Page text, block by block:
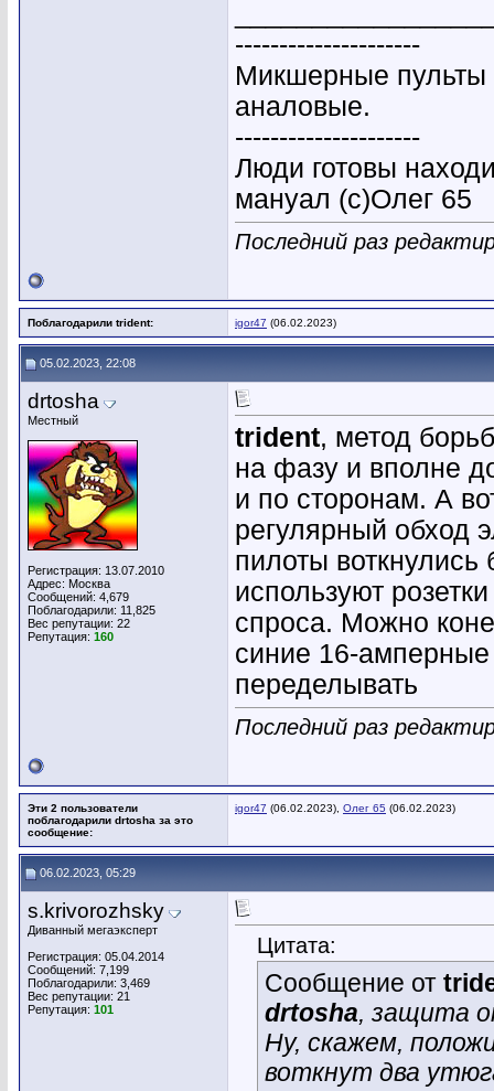
---------------------
Микшерные пульты
аналовые.
---------------------
Люди готовы
мануал (с)Олег 65
Последний раз
Поблагодарили trident: igor47 (06.02.2023)
05.02.2023, 22:08
drtosha
Местный
Регистрация: 13.07.2010
Адрес: Москва
Сообщений: 4,679
Поблагодарили: 11,825
Вес репутации: 22
Репутация: 160
trident, метод
на фазу и вполне
и по сторонам. А
регулярный обход
пилоты
используют
спроса. Можно
синие 16-
переделывать
Последний раз
Эти 2 пользователи
поблагодарили drtosha за это
сообщение:
igor47 (06.02.2023), Олег 65 (06.02.2023)
06.02.2023, 05:29
s.krivorozhsky
Диванный мегаэксперт
Регистрация: 05.04.2014
Сообщений: 7,199
Поблагодарили: 3,469
Вес репутации: 21
Репутация: 101
Цитата:
Сообщение от
drtosha, защита
Ну, скажем,
воткнут два